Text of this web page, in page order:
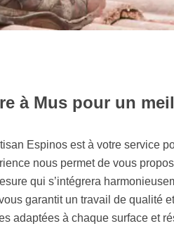
à Mus pour un
Espinos est à votre service
nous permet de vous
qui s’intégrera
garantit un travail de qualité
adaptées à chaque surface et